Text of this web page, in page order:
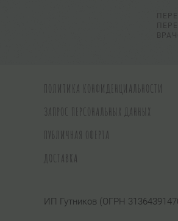
ПОЛИТИКА КОНФИДЕНЦИАЛЬНОСТИ
ЗАПРОС ПЕРСОНАЛЬНЫХ ДАННЫХ
ПУБЛИЧНАЯ ОФЕРТА
ДОСТАВКА
ИП Гутников (ОГРН